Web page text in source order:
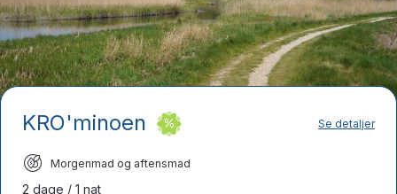
KRO'minoen Se detaljer
Morgenmad og aftensmad
2 dage / 1 nat